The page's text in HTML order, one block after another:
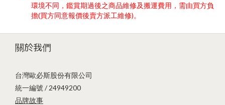
環境不同，鑑賞期過後之商品維修及搬運費用，需由買方負
擔(買方同意報價後賣方派工維修)。
關於我們
台灣歐必斯股份有限公司
統一編號 / 24949200
品牌故事